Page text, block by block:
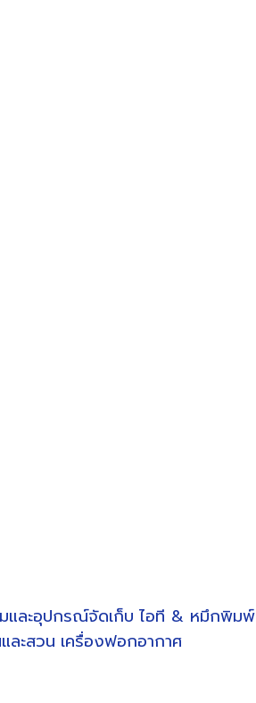
และอุปกรณ์จัดเก็บ ไอที & หมึกพิมพ์
ละสวน เครื่องฟอกอากาศ